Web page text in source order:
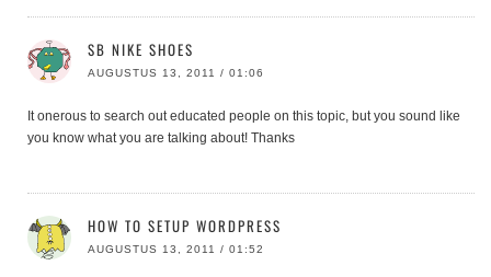
SB NIKE SHOES
AUGUSTUS 13, 2011 / 01:06
It onerous to search out educated people on this topic, but you sound like
you know what you are talking about! Thanks
HOW TO SETUP WORDPRESS
AUGUSTUS 13, 2011 / 01:52